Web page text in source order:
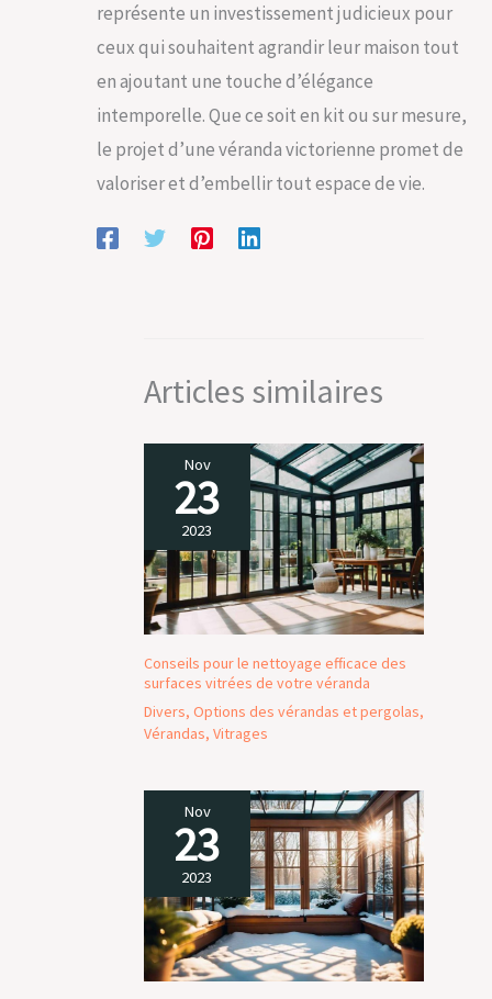
représente un investissement judicieux pour
ceux qui souhaitent agrandir leur maison tout
en ajoutant une touche d’élégance
intemporelle. Que ce soit en kit ou sur mesure,
le projet d’une véranda victorienne promet de
valoriser et d’embellir tout espace de vie.
Articles similaires
Nov
23
2023
Conseils pour le nettoyage efficace des
surfaces vitrées de votre véranda
Divers, Options des vérandas et pergolas,
Vérandas, Vitrages
Nov
23
2023